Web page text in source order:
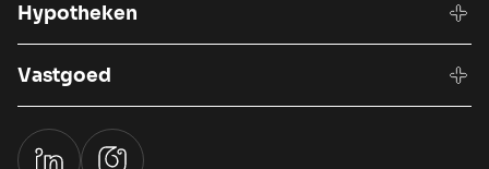
Hypotheken
Vastgoed